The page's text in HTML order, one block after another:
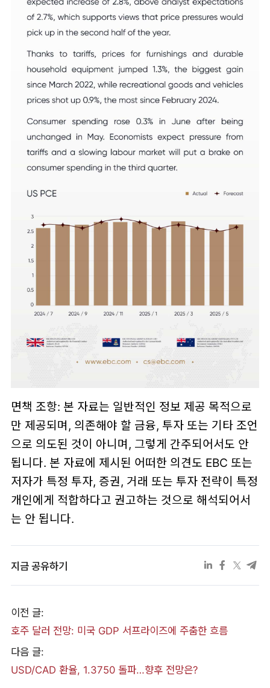
면책 조항: 본 자료는 일반적인 정보 제공 목적으로
만 제공되며, 의존해야 할 금융, 투자 또는 기타 조언
으로 의도된 것이 아니며, 그렇게 간주되어서도 안
됩니다. 본 자료에 제시된 어떠한 의견도 EBC 또는
저자가 특정 투자, 증권, 거래 또는 투자 전략이 특정
개인에게 적합하다고 권고하는 것으로 해석되어서
는 안 됩니다.
지금 공유하기
이전 글:
호주 달러 전망: 미국 GDP 서프라이즈에 주춤한 흐름
다음 글:
USD/CAD 환율, 1.3750 돌파…향후 전망은?